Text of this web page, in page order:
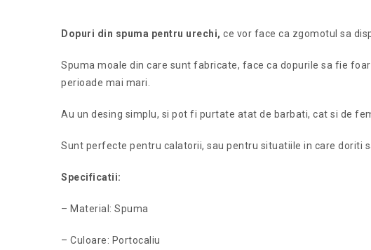
Dopuri din spuma pentru urechi, ce vor face ca zgomotul sa
Spuma moale din care sunt fabricate, face ca dopurile sa fie
perioade mai mari.
Au un desing simplu, si pot fi purtate atat de barbati, cat si de
Sunt perfecte pentru calatorii, sau pentru situatiile in care doriti
Specificatii:
– Material: Spuma
– Culoare: Portocaliu